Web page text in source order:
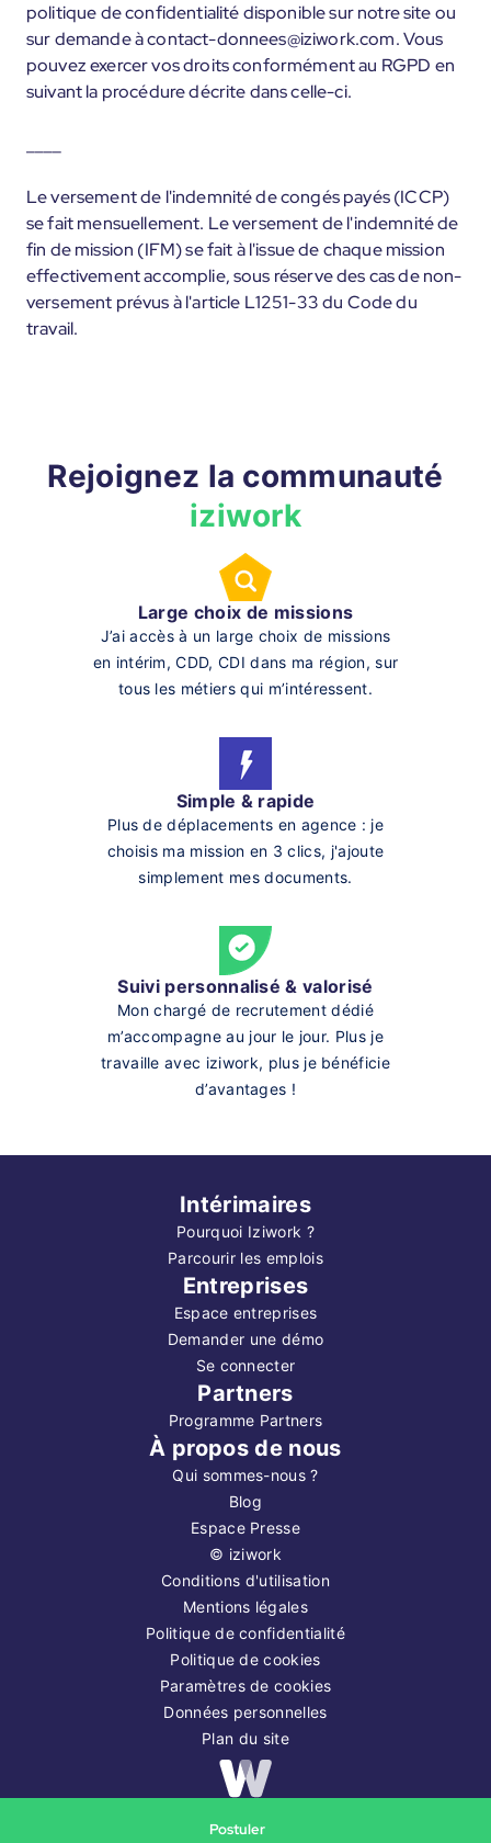
politique de confidentialité disponible sur notre site ou
sur demande à contact-donnees@iziwork.com. Vous
pouvez exercer vos droits conformément au RGPD en
suivant la procédure décrite dans celle-ci.
Le versement de l'indemnité de congés payés (ICCP)
se fait mensuellement. Le versement de l'indemnité de
fin de mission (IFM) se fait à l'issue de chaque mission
effectivement accomplie, sous réserve des cas de non-
versement prévus à l'article L1251-33 du Code du
travail.
Postuler
Rejoignez la communauté
iziwork
Large choix de missions
J’ai accès à un large choix de missions
en intérim, CDD, CDI dans ma région, sur
tous les métiers qui m’intéressent.
Simple & rapide
Plus de déplacements en agence : je
choisis ma mission en 3 clics, j'ajoute
simplement mes documents.
Suivi personnalisé & valorisé
Mon chargé de recrutement dédié
m’accompagne au jour le jour. Plus je
travaille avec iziwork, plus je bénéficie
d’avantages !
Intérimaires
Pourquoi Iziwork ?
Parcourir les emplois
Entreprises
Espace entreprises
Demander une démo
Se connecter
Partners
Programme Partners
À propos de nous
Qui sommes-nous ?
Blog
Espace Presse
© iziwork
Conditions d'utilisation
Mentions légales
Politique de confidentialité
Politique de cookies
Paramètres de cookies
Données personnelles
Plan du site